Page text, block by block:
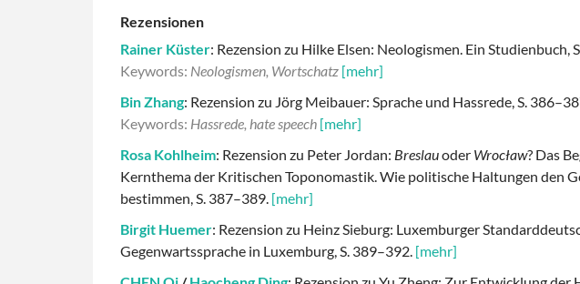
Rezensionen
Rainer Küster: Rezension zu Hilke Elsen: Neologismen. Ein Studienbuch,
Keywords: Neologismen, Wortschatz [mehr]
Bin Zhang: Rezension zu Jörg Meibauer: Sprache und Hassrede, S.
Keywords: Hassrede, hate speech [mehr]
Rosa Kohlheim: Rezension zu Peter Jordan: Breslauoder Wrocław? Das
Kernthema der Kritischen Toponomastik. Wie politische Haltungen den
bestimmen, S. 387–389. [mehr]
Birgit Huemer: Rezension zu Heinz Sieburg: Luxemburger
Gegenwartssprache in Luxemburg, S. 389–392. [mehr]